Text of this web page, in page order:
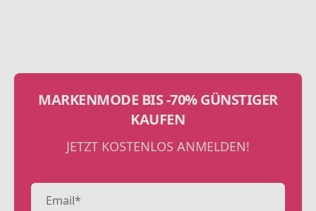
MARKENMODE BIS -70% GÜNSTIGER
KAUFEN
JETZT KOSTENLOS ANMELDEN!